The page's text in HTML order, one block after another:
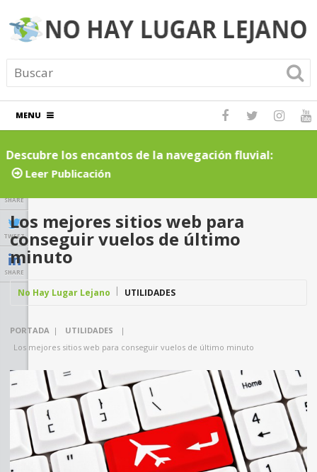
MENU
Descubre los encantos de la navegación fluvial:
cruceros por ríos inolvidables
Leer Publicación
SHARE
TWEET
SHARE
Los mejores sitios web para
conseguir vuelos de último
minuto
No Hay Lugar Lejano UTILIDADES
PORTADA | UTILIDADES
|
Los mejores sitios web para conseguir vuelos de último minuto